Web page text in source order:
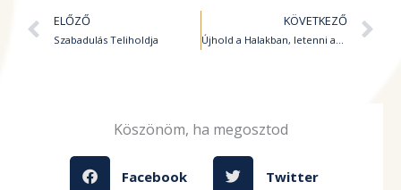
Előző
ELŐZŐ
Szabadulás Teliholdja
KÖVETKEZŐ
Újhold a Halakban, letenni az elme szorítását
Köszönöm, ha megosztod
Facebook Twitter